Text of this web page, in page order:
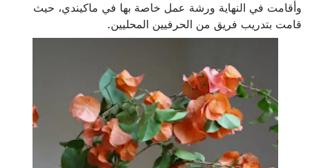
وأقامت في النهاية ورشة عمل خاصة بها في ماكيندي، حيث
قامت بتدريب فريق من الحرفيين المحليين.